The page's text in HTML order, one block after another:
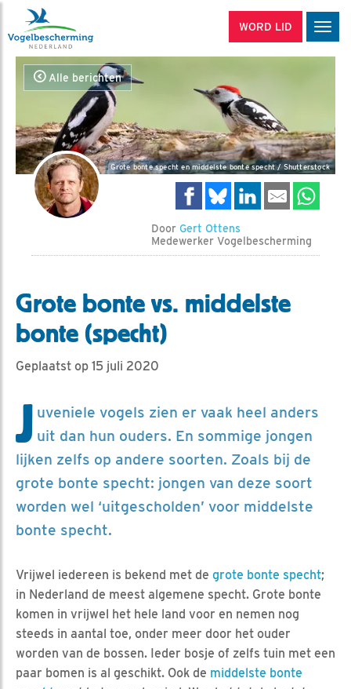
WORD LID
Alle berichten
Grote bonte specht en middelste bonte specht / Shutterstock
Door Gert Ottens
Medewerker Vogelbescherming
Grote bonte vs. middelste
bonte (specht)
Geplaatst op 15 juli 2020
J uveniele vogels zien er vaak heel anders
uit dan hun ouders. En sommige jongen
lijken zelfs op andere soorten. Zoals bij de
grote bonte specht: jongen van deze soort
worden wel ‘uitgescholden’ voor middelste
bonte specht.
Vrijwel iedereen is bekend met de grote bonte specht;
in Nederland de meest algemene specht. Grote bonte
komen in vrijwel het hele land voor en nemen nog
steeds in aantal toe, onder meer door het ouder
worden van de bossen. Ieder bosje of zelfs tuin met een
paar bomen is al geschikt. Ook de middelste bonte